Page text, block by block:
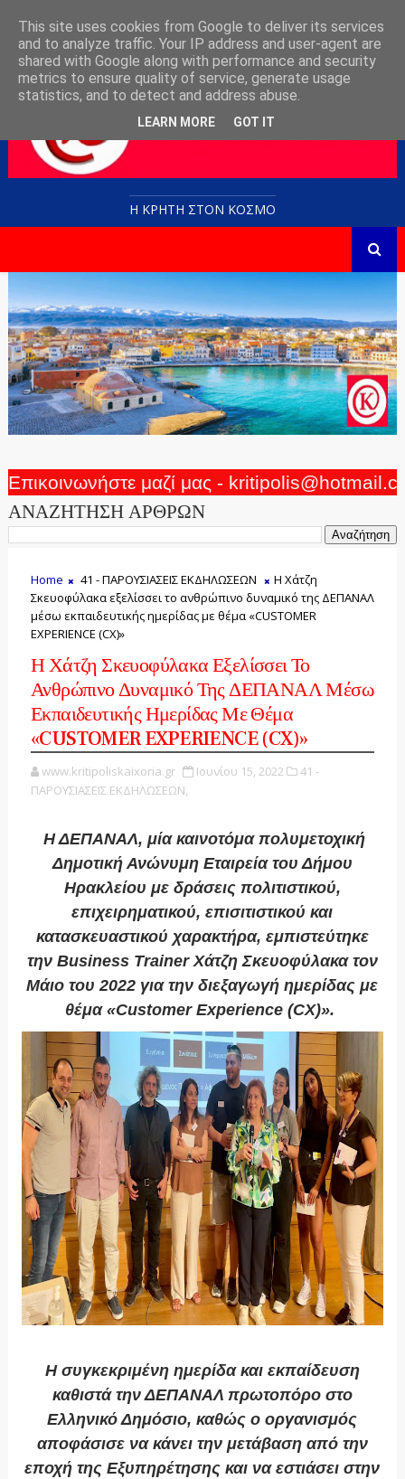
Η ΚΡΗΤΗ ΣΤΟN KOΣΜΟ
Επικοινωνήστε μαζί μας -
ΑΝΑΖΗΤΗΣΗ ΑΡΘΡΩΝ
Home 41 - ΠΑΡΟΥΣΙΑΣΕΙΣ ΕΚΔΗΛΩΣΕΩΝ
Η Χάτζη
Σκευοφύλακα εξελίσσει το ανθρώπινο δυναμικό της ΔΕΠΑΝΑΛ
μέσω εκπαιδευτικής ημερίδας με θέμα «CUSTOMER
EXPERIENCE (CX)»
Η Χάτζη Σκευοφύλακα Εξελίσσει Το
Ανθρώπινο Δυναμικό Της ΔΕΠΑΝΑΛ Μέσω
Εκπαιδευτικής Ημερίδας Με Θέμα
«CUSTOMER EXPERIENCE (CX)»
www.kritipoliskaixoria.gr Ιουνίου 15, 2022
41 -
ΠΑΡΟΥΣΙΑΣΕΙΣ ΕΚΔΗΛΩΣΕΩΝ,
Η ΔΕΠΑΝΑΛ, μία καινοτόμα πολυμετοχική
Δημοτική Ανώνυμη Εταιρεία του Δήμου
Ηρακλείου με δράσεις πολιτιστικού,
επιχειρηματικού, επισιτιστικού και
κατασκευαστικού χαρακτήρα, εμπιστεύτηκε
την Business Trainer Χάτζη Σκευοφύλακα τον
Μάιο του 2022 για την διεξαγωγή ημερίδας με
θέμα «Customer Experience (CX)».
Η συγκεκριμένη ημερίδα και εκπαίδευση
καθιστά την ΔΕΠΑΝΑΛ πρωτοπόρο στο
Ελληνικό Δημόσιο, καθώς ο οργανισμός
αποφάσισε να κάνει την μετάβαση από την
εποχή της Εξυπηρέτησης και να εστιάσει στην
This site uses cookies from Google to deliver its services
and to analyze traffic. Your IP address and user-agent are
shared with Google along with performance and security
metrics to ensure quality of service, generate usage
statistics, and to detect and address abuse.
LEARN MORE GOT IT